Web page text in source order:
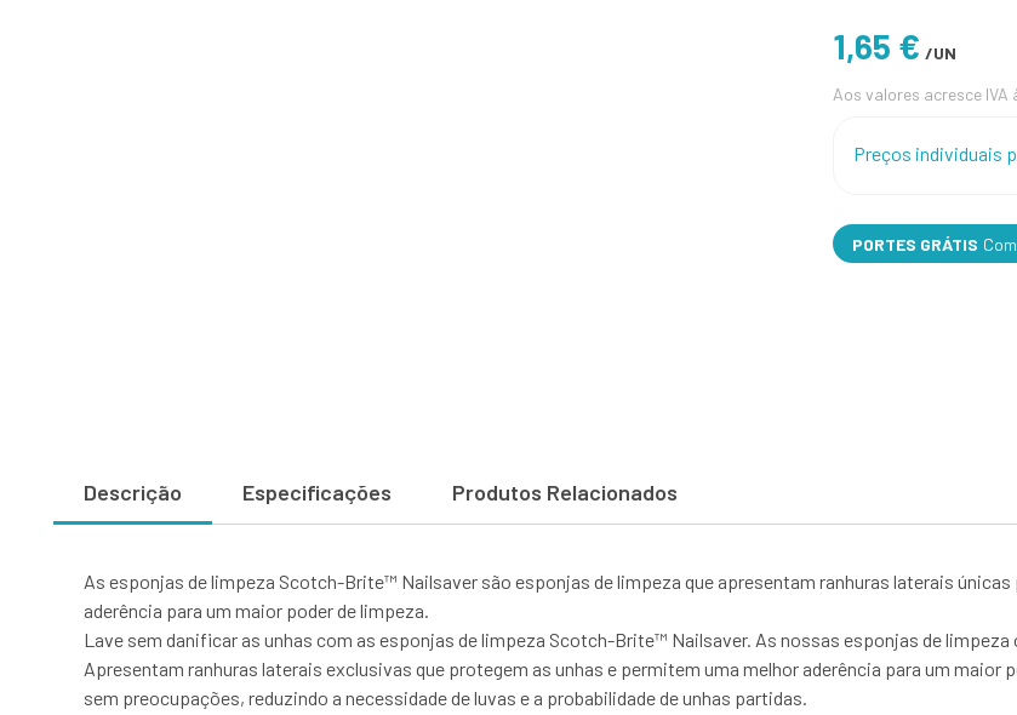
1,65 € /UN
Aos valores acresce IVA
Preços individuais
PORTES GRÁTIS
Descrição Especificações Produtos Relacionados
As esponjas de limpeza Scotch-Brite™ Nailsaver são esponjas de limpeza que apresentam ranhuras laterais
aderência para um maior poder de limpeza.
Lave sem danificar as unhas com as esponjas de limpeza Scotch-Brite™ Nailsaver. As nossas esponjas de limpeza
Apresentam ranhuras laterais exclusivas que protegem as unhas e permitem uma melhor aderência para um
sem preocupações, reduzindo a necessidade de luvas e a probabilidade de unhas partidas.